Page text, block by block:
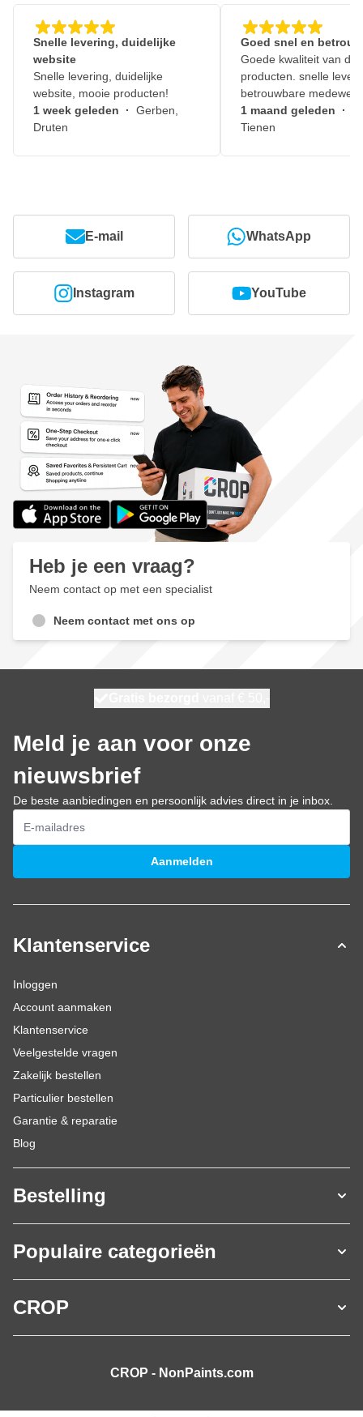
Snelle levering, duidelijke
website
Snelle levering, duidelijke
website, mooie producten!
1 week geleden · Gerben,
Druten
Goed snel en
Goede kwaliteit van de
producten. snelle
betrouwbare
1 maand geleden ·
Tienen
E-mail WhatsApp
Instagram YouTube
Heb je een vraag?
Neem contact op met een specialist
Neem contact met ons op
Meld je aan voor onze
nieuwsbrief
De beste aanbiedingen en persoonlijk advies direct in je inbox.
E-mailadres
Aanmelden
Klantenservice
Inloggen
Account aanmaken
Klantenservice
Veelgestelde vragen
Zakelijk bestellen
Particulier bestellen
Garantie & reparatie
Blog
Bestelling
Populaire categorieën
CROP
CROP - NonPaints.com